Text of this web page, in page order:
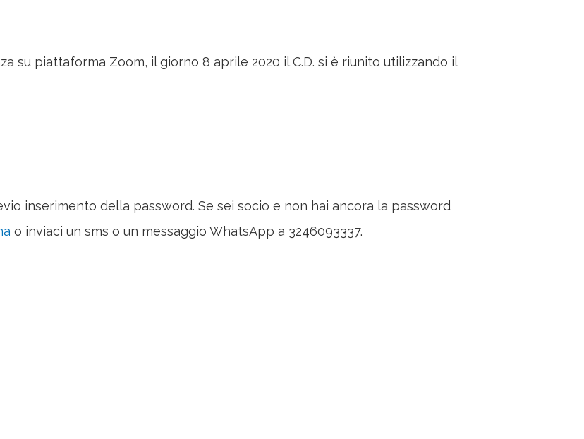
su piattaforma Zoom, il giorno 8 aprile 2020 il C.D. si è riunito utilizzando il
inserimento della password. Se sei socio e non hai ancora la password
o inviaci un sms o un messaggio WhatsApp a 3246093337.